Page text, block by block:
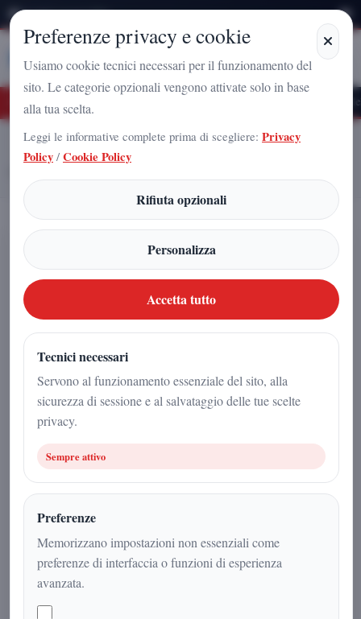
Venerdì 7 Agosto 2026
StampaCampania
Nazionale a Caserta: l'uomo che sta costruendo il radicamento del
Home
Articoli
La piramide del Giardino Inglese della Reggia di Caserta guarda a Nord
come Cheope
La piramide del Giardino Inglese
della Reggia di Caserta guarda a
Nord come Cheope
23 marzo 2026
4min | Misteri
Preferenze privacy e cookie
Usiamo cookie tecnici necessari per il funzionamento del
sito. Le categorie opzionali vengono attivate solo in base
alla tua scelta.
Leggi le informative complete prima di scegliere: Privacy
Policy / Cookie Policy
Rifiuta opzionali
Personalizza
Accetta tutto
Tecnici necessari
Servono al funzionamento essenziale del sito, alla
sicurezza di sessione e al salvataggio delle tue scelte
privacy.
Sempre attivo
Preferenze
Memorizzano impostazioni non essenziali come
preferenze di interfaccia o funzioni di esperienza
avanzata.